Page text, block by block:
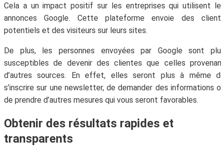
Cela a un impact positif sur les entreprises qui utilisent
annonces Google. Cette plateforme envoie des
potentiels et des visiteurs sur leurs sites.
De plus, les personnes envoyées par Google sont
susceptibles de devenir des clientes que celles
d’autres sources. En effet, elles seront plus à même
s’inscrire sur une newsletter, de demander des informations
de prendre d’autres mesures qui vous seront favorables.
Obtenir des résultats rapides et
transparents
Abonne-toi à la Newsletter